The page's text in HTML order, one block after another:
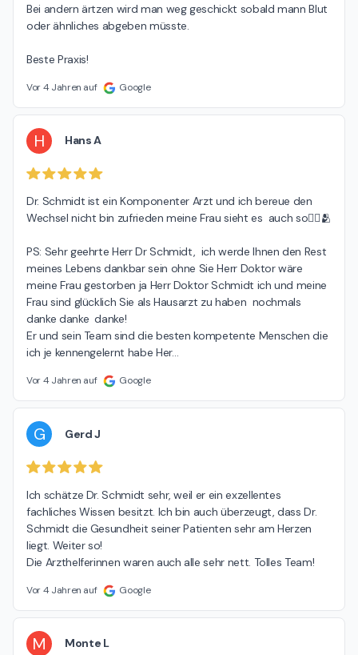
Bei andern ärtzen wird man weg geschickt sobald mann Blut
oder ähnliches abgeben müsste.
Beste Praxis!
Vor 4 Jahren auf Google
H Hans A
Dr. Schmidt ist ein Komponenter Arzt und ich bereue den
Wechsel nicht bin zufrieden meine Frau sieht es  auch so👍🏾🫂
PS: Sehr geehrte Herr Dr Schmidt,  ich werde Ihnen den Rest
meines Lebens dankbar sein ohne Sie Herr Doktor wäre
meine Frau gestorben ja Herr Doktor Schmidt ich und meine
Frau sind glücklich Sie als Hausarzt zu haben  nochmals
danke danke  danke!
Er und sein Team sind die besten kompetente Menschen die
ich je kennengelernt habe Her…
Vor 4 Jahren auf Google
G Gerd J
Ich schätze Dr. Schmidt sehr, weil er ein exzellentes
fachliches Wissen besitzt. Ich bin auch überzeugt, dass Dr.
Schmidt die Gesundheit seiner Patienten sehr am Herzen
liegt. Weiter so!
Die Arzthelferinnen waren auch alle sehr nett. Tolles Team!
Vor 4 Jahren auf Google
M Monte L